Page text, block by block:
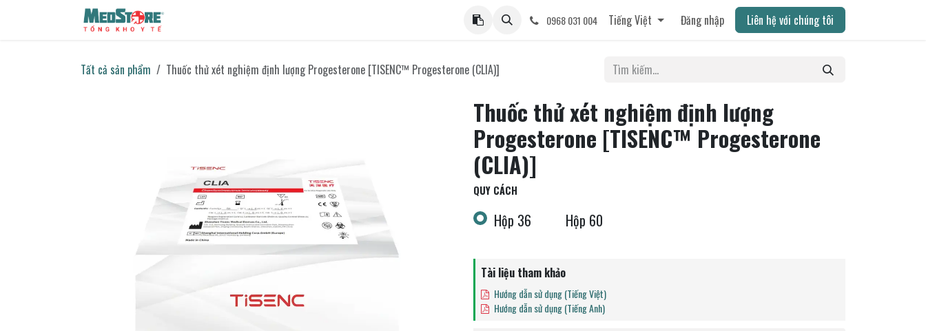
Bỏ qua để đến Nội dung
0968 031 004 Tiếng Việt Đăng nhập Liên hệ với chúng tôi
Tất cả sản phẩm Thuốc thử xét nghiệm định lượng Progesterone [TISENC™ Progesterone (CLIA)]
Thuốc thử xét nghiệm định lượng
Progesterone [TISENC™ Progesterone
(CLIA)]
QUY CÁCH
Hộp 36 Hộp 60
Tài liệu tham khảo
Hướng dẫn sử dụng (Tiếng Việt)
Hướng dẫn sử dụng (Tiếng Anh)